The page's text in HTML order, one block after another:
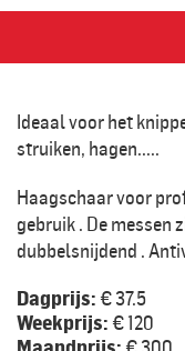
Ideaal voor het
struiken, hagen.....
Haagschaar voor
gebruik . De messen
dubbelsnijdend .
Dagprijs: € 37.5
Weekprijs: € 120